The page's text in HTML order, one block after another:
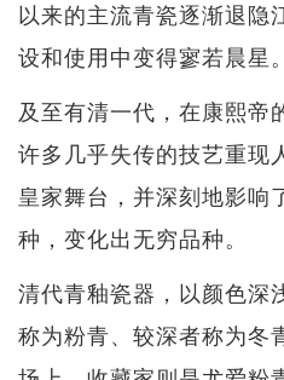
以来的主流青瓷逐渐退隐
设和使用中变得寥若晨星。
及至有清一代，在康熙帝
许多几乎失传的技艺重现
皇家舞台，并深刻地影响
种，变化出无穷品种。
清代青釉瓷器，以颜色深
称为粉青、较深者称为冬